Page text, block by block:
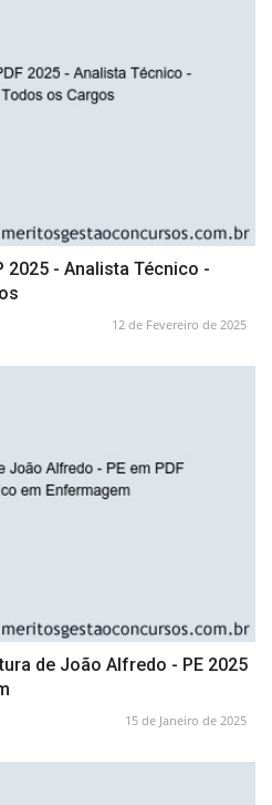
2025 - Analista Técnico -
12 de Fevereiro de 2025
de João Alfredo - PE 2025
15 de Janeiro de 2025